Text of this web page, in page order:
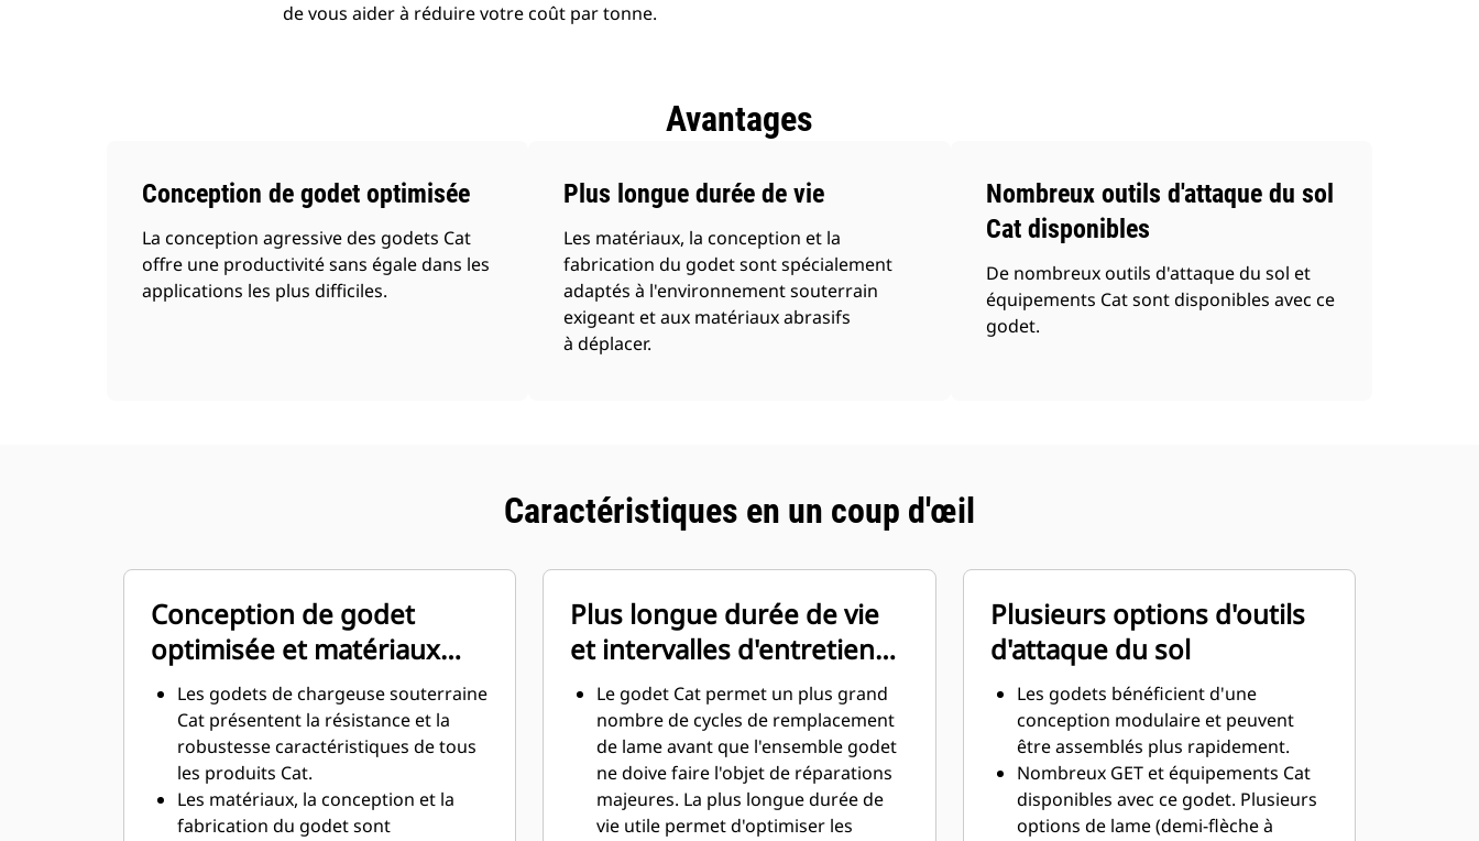
de vous aider à réduire votre coût par tonne.
Avantages
Conception de godet optimisée
La conception agressive des godets Cat
offre une productivité sans égale dans les
applications les plus difficiles.
Plus longue durée de vie
Les matériaux, la conception et la
fabrication du godet sont spécialement
adaptés à l'environnement souterrain
exigeant et aux matériaux abrasifs
à déplacer.
Nombreux outils d'attaque du sol
Cat disponibles
De nombreux outils d'attaque du sol et
équipements Cat sont disponibles avec ce
godet.
Caractéristiques en un coup d'œil
Conception de godet
optimisée et matériaux
résistants
Les godets de chargeuse souterraine
Cat présentent la résistance et la
robustesse caractéristiques de tous
les produits Cat.
Les matériaux, la conception et la
fabrication du godet sont
Plus longue durée de vie
et intervalles d'entretien
réduits
Le godet Cat permet un plus grand
nombre de cycles de remplacement
de lame avant que l'ensemble godet
ne doive faire l'objet de réparations
majeures. La plus longue durée de
vie utile permet d'optimiser les
Plusieurs options d'outils
d'attaque du sol
Les godets bénéficient d'une
conception modulaire et peuvent
être assemblés plus rapidement.
Nombreux GET et équipements Cat
disponibles avec ce godet. Plusieurs
options de lame (demi-flèche à